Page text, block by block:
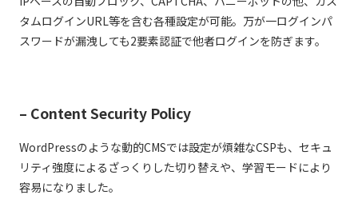
タムログインURL等を含む各種設定が可能。万が一ログインパ
スワードが漏洩しても2要素認証で他者ログインを防ぎます。
– Content Security Policy
WordPressのような動的CMSでは設定が煩雑なCSPも、セキュ
リティ強度によるざっくりした切り替えや、学習モードにより
容易になりました。